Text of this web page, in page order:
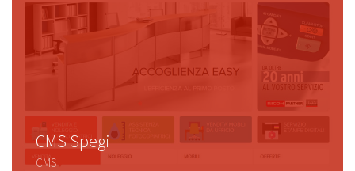
CMS Spegi
CMS